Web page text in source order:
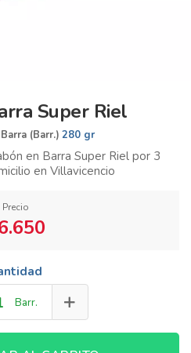
Super Riel
Barra (Barr.) 280 gr
en Barra Super Riel por 3
en Villavicencio
Precio
Barr.